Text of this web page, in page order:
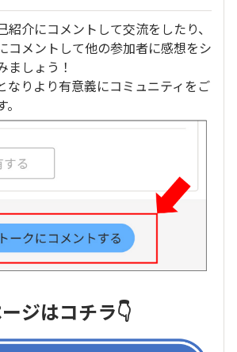
紹介にコメントして交流をしたり、
コメントして他の参加者に感想をシ
ましょう！
なりより有意義にコミュニティをご
ジはコチラ👇